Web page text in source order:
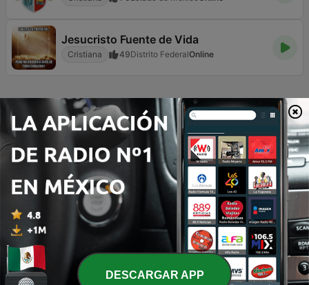
Jesucristo Fuente de Vida
Cristiana 49Distrito FederalOnline
Página3 de 7
> >>
TOP CANCIONES
1 Thanks For the Memory
The Platters
2
Johnny Carroll
(We're Gonna) Rock Around the Clock (Single Version)
Bill Haley & His CometsDESCARGAR APP